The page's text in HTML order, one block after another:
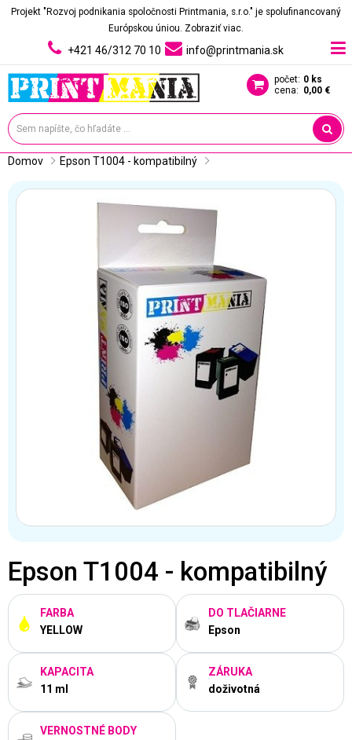
Projekt "Rozvoj podnikania spoločnosti Printmania, s.r.o." je spolufinancovaný
Európskou úniou. Zobraziť viac.
+421 46/312 70 10 info@printmania.sk
počet: 0 ks
cena: 0,00 €
Domov Epson T1004 - kompatibilný
Epson T1004 - kompatibilný
FARBA
YELLOW
DO TLAČIARNE
Epson
KAPACITA
11 ml
ZÁRUKA
doživotná
VERNOSTNÉ BODY